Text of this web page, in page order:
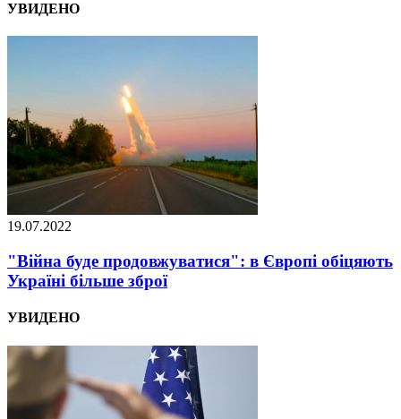
УВИДЕНО
19.07.2022
"Війна буде продовжуватися": в Європі обіцяють
Україні більше зброї
УВИДЕНО